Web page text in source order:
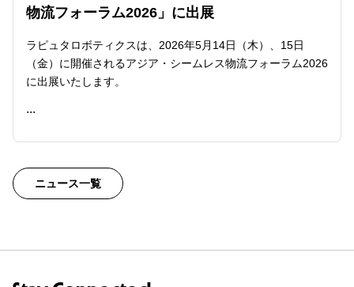
物流フォーラム2026」に出展
ラピュタロボティクスは、2026年5月14日（木）、15日
（金）に開催されるアジア・シームレス物流フォーラム2026
に出展いたします。
...
READ ME
ニュース一覧